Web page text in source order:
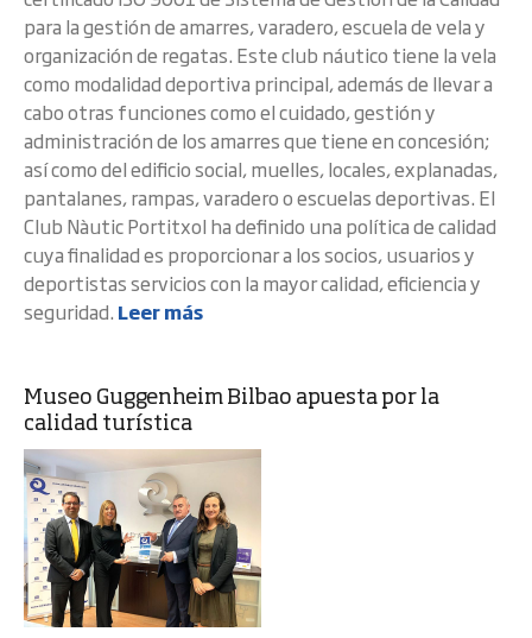
para la gestión de amarres, varadero, escuela de vela y
organización de regatas. Este club náutico tiene la vela
como modalidad deportiva principal, además de llevar a
cabo otras funciones como el cuidado, gestión y
administración de los amarres que tiene en concesión;
así como del edificio social, muelles, locales, explanadas,
pantalanes, rampas, varadero o escuelas deportivas. El
Club Nàutic Portitxol ha definido una política de calidad
cuya finalidad es proporcionar a los socios, usuarios y
deportistas servicios con la mayor calidad, eficiencia y
seguridad. Leer más
Museo Guggenheim Bilbao apuesta por la
calidad turística